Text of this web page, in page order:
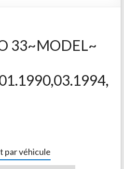
33~MODEL~
par véhicule